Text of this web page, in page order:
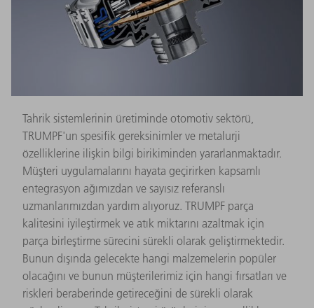
Tahrik sistemlerinin üretiminde otomotiv sektörü,
TRUMPF'un spesifik gereksinimler ve metalurji
özelliklerine ilişkin bilgi birikiminden yararlanmaktadır.
Müşteri uygulamalarını hayata geçirirken kapsamlı
entegrasyon ağımızdan ve sayısız referanslı
uzmanlarımızdan yardım alıyoruz. TRUMPF parça
kalitesini iyileştirmek ve atık miktarını azaltmak için
parça birleştirme sürecini sürekli olarak geliştirmektedir.
Bunun dışında gelecekte hangi malzemelerin popüler
olacağını ve bunun müşterilerimiz için hangi fırsatları ve
riskleri beraberinde getireceğini de sürekli olarak